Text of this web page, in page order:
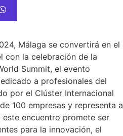
Málaga se convertirá en el
con la celebración de la
Summit, el evento
a profesionales del
por el Clúster Internacional
100 empresas y representa a
este encuentro promete ser
para la innovación, el